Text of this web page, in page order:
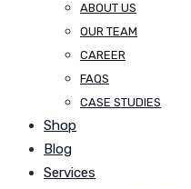
ABOUT US
OUR TEAM
CAREER
FAQS
CASE STUDIES
Shop
Blog
Services